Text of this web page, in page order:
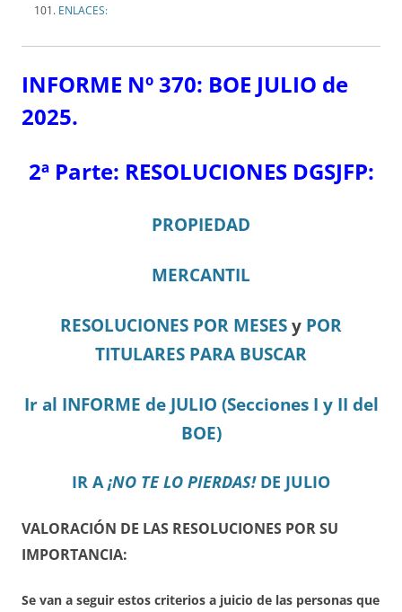
ENLACES:
INFORME Nº 370: BOE JULIO de
2025.
2ª Parte: RESOLUCIONES DGSJFP:
PROPIEDAD
MERCANTIL
RESOLUCIONES POR MESES y POR
TITULARES PARA BUSCAR
Ir al INFORME de JULIO (Secciones I y II del
BOE)
IR A¡NO TE LO PIERDAS!DE JULIO
VALORACIÓN DE LAS RESOLUCIONES POR SU
IMPORTANCIA:
Se van a seguir estos criterios a juicio de las personas que